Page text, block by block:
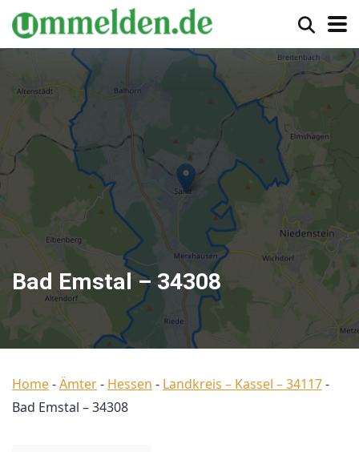
Bad Emstal – 34308
Home-Ämter- Hessen - Landkreis – Kassel – 34117-
Bad Emstal – 34308